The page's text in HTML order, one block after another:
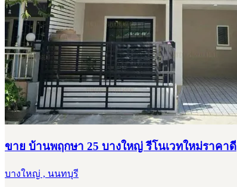
ขาย บ้านพฤกษา 25 บางใหญ่ รีโนเวทใหม่ราคาดี
บางใหญ่ , นนทบุรี